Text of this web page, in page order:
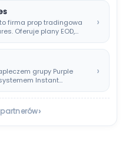
firma prop tradingowa
Oferuje plany EOD,…
›
grupy Purple
Instant
›
›